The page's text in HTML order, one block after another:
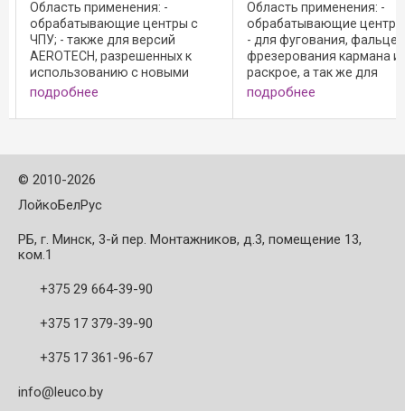
и
Область применения: -
обрабатывающие центры ЧПУ;
- для фугования, фальцевания,
фрезерования кармана и
раскрое, а так же для
оптимизации таких процессов
инструмента с хвостовиком
Конструктивное ...
подробнее
Область
Aerotech: -
центры ЧПУ; -
зажатия
одновременно
стружки при
фрезерования
оптимизации
подробнее
© 2010-2026
ЛойкоБелРус
РБ, г. Минск, 3-й пер. Монтажников, д.3, помещение 13,
ком.1
+375 29 664-39-90
+375 17 379-39-90
+375 17 361-96-67
info@leuco.by